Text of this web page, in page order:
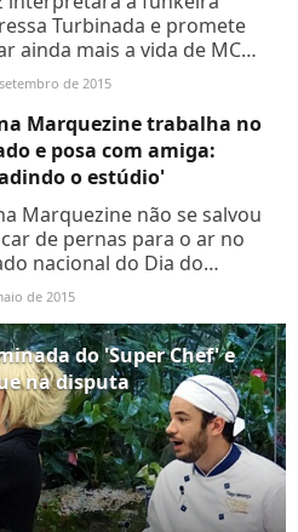
Turbinada e promete
ainda mais a vida de MC
que já vive um triângulo
das nove
de 2015
Marquezine trabalha no
e posa com amiga:
o estúdio'
Marquezine não se salvou
de pernas para o ar no
nacional do Dia do
nesta sexta-feira (1º).
em Jacarepaguá,...
de 2015
do 'Super Chef' e
na disputa